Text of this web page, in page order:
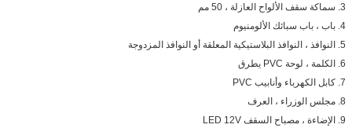
3. سماكة سقف الألواح العازلة ، 50 مم
4. باب ، باب سبائك الألومنيوم
5. النوافذ ، النوافذ البلاستيكية المعلقة أو النوافذ المزدوجة
6. الكلمة ، لوحة PVC يطرق
7. كابل الكهرباء وأنابيب PVC
8. مجلس الوزراء ، العرف
9. الإضاءة ، مصباح السقف LED 12V